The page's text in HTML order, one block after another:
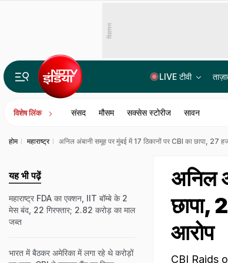
विज्ञापन
LIVE टीवी
विशेष लिंक संसद मौसम सक्सेस स्टोरीज सावन
होम महाराष्ट्र अनिल अंबानी समूह पर मुंबई में 17 ठिकानों पर CBI का छापा, 27
अनिल
छापा,
आरोप
CBI Raids
यह भी पढ़ें
महाराष्ट्र FDA का एक्शन, IIT बॉम्बे के 2
मेस बंद, 22 गिरफ्तार; 2.82 करोड़ का माल
जब्त
भारत में बैठकर अमेरिका में लगा रहे थे करोड़ों